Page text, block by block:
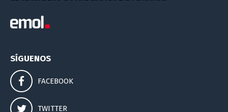
SÍGUENOS
FACEBOOK
TWITTER